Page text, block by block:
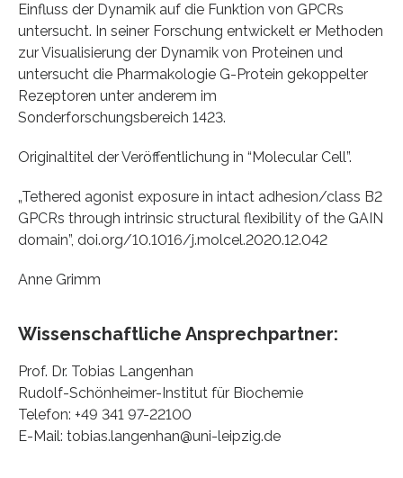
Einfluss der Dynamik auf die Funktion von GPCRs
untersucht. In seiner Forschung entwickelt er Methoden
zur Visualisierung der Dynamik von Proteinen und
untersucht die Pharmakologie G-Protein gekoppelter
Rezeptoren unter anderem im
Sonderforschungsbereich 1423.
Originaltitel der Veröffentlichung in “Molecular Cell”.
„Tethered agonist exposure in intact adhesion/class B2
GPCRs through intrinsic structural flexibility of the GAIN
domain”, doi.org/10.1016/j.molcel.2020.12.042
Anne Grimm
Wissenschaftliche Ansprechpartner:
Prof. Dr. Tobias Langenhan
Rudolf-Schönheimer-Institut für Biochemie
Telefon: +49 341 97-22100
E-Mail: tobias.langenhan@uni-leipzig.de